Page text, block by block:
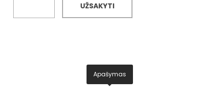
UŽSAKYTI
Apašymas